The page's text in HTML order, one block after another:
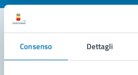
Consenso Dettagli
Contatta il comune